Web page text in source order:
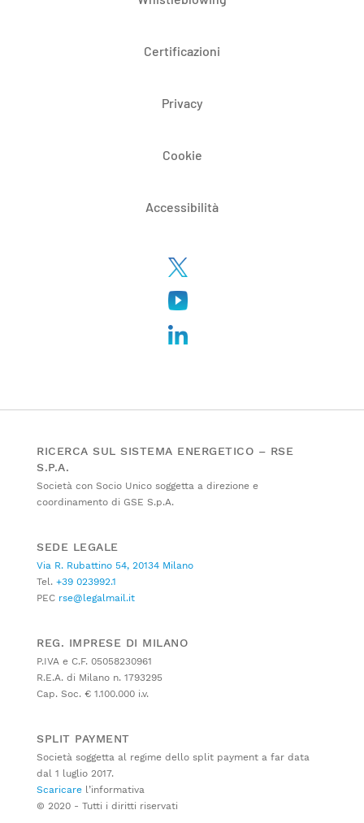
Certificazioni
Privacy
Cookie
Accessibilità
RICERCA SUL SISTEMA ENERGETICO – RSE
S.P.A.
Società con Socio Unico soggetta a direzione e
coordinamento di GSE S.p.A.
SEDE LEGALE
Via R. Rubattino 54, 20134 Milano
Tel. +39 023992.1
PEC rse@legalmail.it
REG. IMPRESE DI MILANO
P.IVA e C.F. 05058230961
R.E.A. di Milano n. 1793295
Cap. Soc. € 1.100.000 i.v.
SPLIT PAYMENT
Società soggetta al regime dello split payment a far data
dal 1 luglio 2017.
Scaricare l’informativa
© 2020 - Tutti i diritti riservati